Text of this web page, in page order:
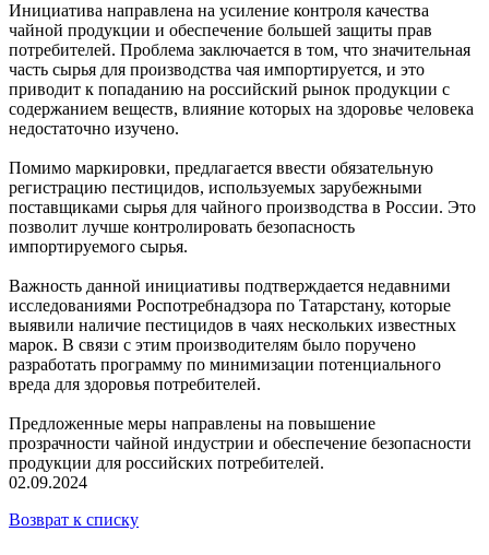
Инициатива направлена на усиление контроля качества
чайной продукции и обеспечение большей защиты прав
потребителей. Проблема заключается в том, что значительная
часть сырья для производства чая импортируется, и это
приводит к попаданию на российский рынок продукции с
содержанием веществ, влияние которых на здоровье человека
недостаточно изучено.
Помимо маркировки, предлагается ввести обязательную
регистрацию пестицидов, используемых зарубежными
поставщиками сырья для чайного производства в России. Это
позволит лучше контролировать безопасность
импортируемого сырья.
Важность данной инициативы подтверждается недавними
исследованиями Роспотребнадзора по Татарстану, которые
выявили наличие пестицидов в чаях нескольких известных
марок. В связи с этим производителям было поручено
разработать программу по минимизации потенциального
вреда для здоровья потребителей.
Предложенные меры направлены на повышение
прозрачности чайной индустрии и обеспечение безопасности
продукции для российских потребителей.
02.09.2024
Возврат к списку